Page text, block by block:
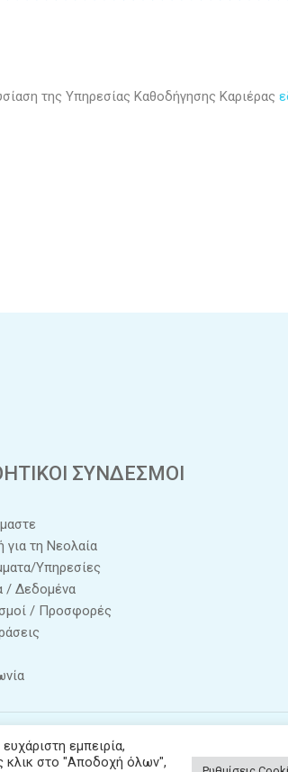
της Υπηρεσίας Καθοδήγησης Καριέρας
ΣΥΝΔΕΣΜΟΙ
για τη Νεολαία
Υπηρεσίες
/ Δεδομένα
/ Προσφορές
- ONEK. All Rights Reserved. / Powered by
εμπειρία,
κλικ στο "Αποδοχή όλων",